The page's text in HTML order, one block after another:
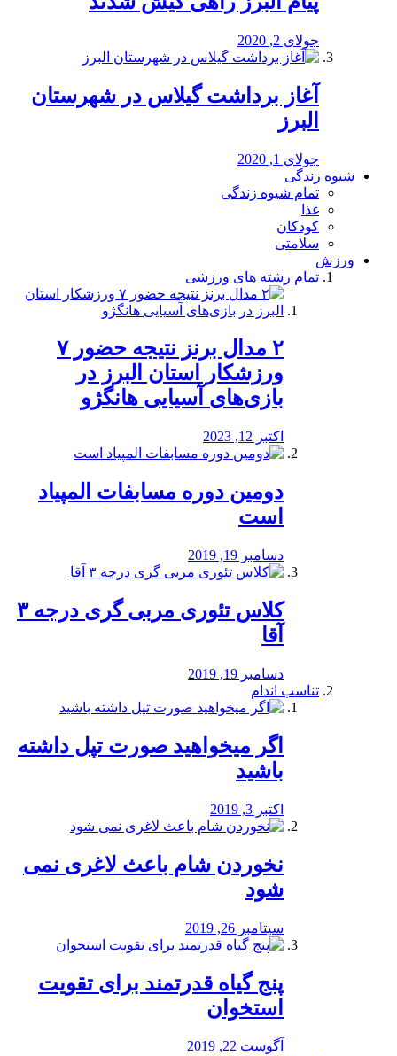
جولای 2, 2020
آغاز برداشت گیلاس در شهرستان
البرز
جولای 1, 2020
شیوه زندگی
تمام شیوه زندگی
غذا
کودکان
سلامتی
ورزش
تمام رشته های ورزشی
۲ مدال برنز نتیجه حضور ۷
ورزشکار استان البرز در
بازی‌های آسیایی هانگژو
اکتبر 12, 2023
دومین دوره مسابفات المپیاد
است
دسامبر 19, 2019
کلاس تئوری مربی گری درجه ۳
آقا
دسامبر 19, 2019
تناسب اندام
اگر میخواهید صورت تپل داشته
باشید
اکتبر 3, 2019
نخوردن شام باعث لاغری نمی
‌شود
سپتامبر 26, 2019
پنج گیاه قدرتمند برای تقویت
استخوان
آگوست 22, 2019